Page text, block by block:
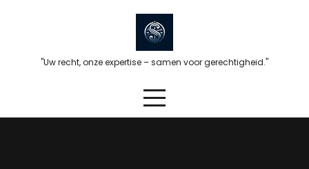
"Uw recht, onze expertise – samen voor gerechtigheid."